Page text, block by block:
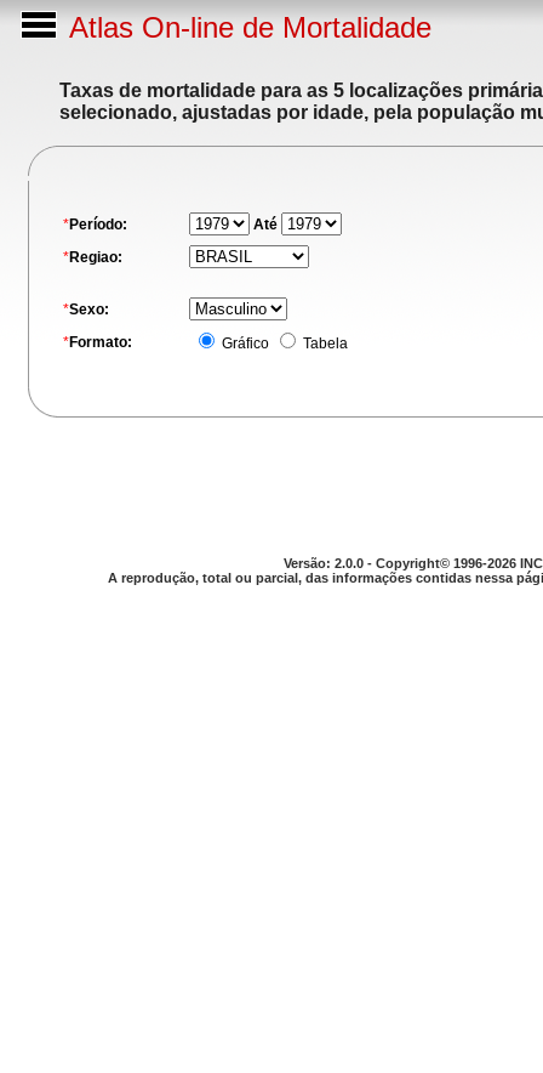
Atlas On-line de Mortalidade
Taxas de mortalidade para as 5 localizações
selecionado, ajustadas por idade, pela população
*Período:
Até
*Regiao:
*Sexo:
*Formato: Gráfico Tabela
Versão: 2.0.0 - Copyright© 1996-2026
A reprodução, total ou parcial, das informações contidas nessa